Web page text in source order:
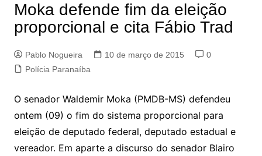
Moka defende fim da eleição
proporcional e cita Fábio Trad
Pablo Nogueira 10 de março de 2015
0
Polícia Paranaíba
O senador Waldemir Moka (PMDB-MS) defendeu
ontem (09) o fim do sistema proporcional para
eleição de deputado federal, deputado estadual e
vereador. Em aparte a discurso do senador Blairo